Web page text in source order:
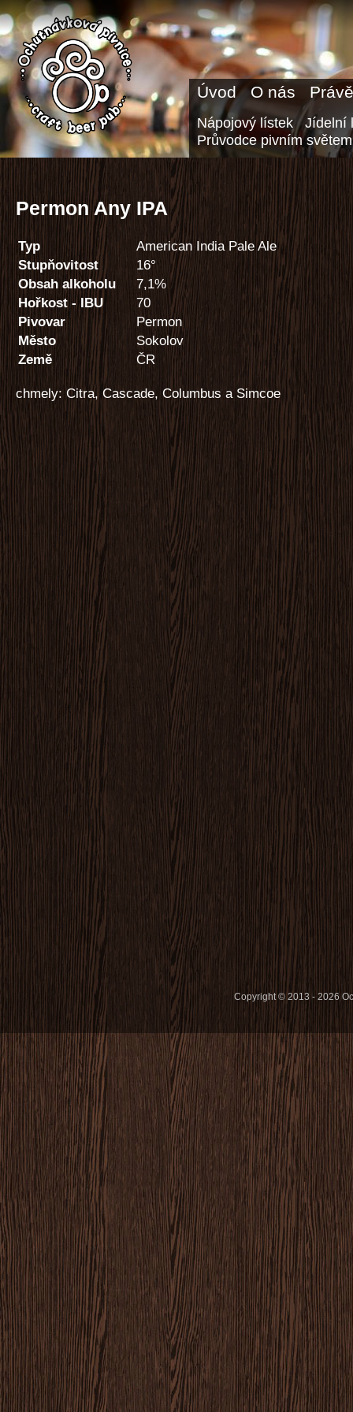
Úvod O nás
Nápojový lístek
Jídelní
Průvodce pivním světem
Permon Any IPA
Typ
American India Pale Ale
Stupňovitost
16°
Obsah alkoholu
7,1%
Hořkost - IBU
70
Pivovar
Permon
Město
Sokolov
Země
ČR
chmely: Citra, Cascade, Columbus a Simcoe
Copyright © 2013 - 2026